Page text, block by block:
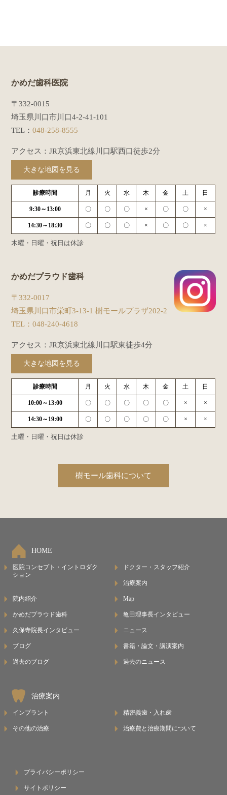
かめだ歯科医院
〒332-0015
埼玉県川口市川口4-2-41-101
TEL：048-258-8555
アクセス：JR京浜東北線川口駅西口徒歩2分
大きな地図を見る
診療時間 月 火 水 木 金 土 日
9:30～13:00 〇 〇 〇 × 〇 〇 ×
14:30～18:30 〇 〇 〇 × 〇 〇 ×
木曜・日曜・祝日は休診
かめだプラウド歯科
〒332-0017
埼玉県川口市栄町3-13-1 樹モールプラザ202-2
TEL：048-240-4618
アクセス：JR京浜東北線川口駅東徒歩4分
大きな地図を見る
診療時間 月 火 水 木 金 土 日
10:00～13:00 〇 〇 〇 〇 〇 × ×
14:30～19:00 〇 〇 〇 〇 〇 × ×
土曜・日曜・祝日は休診
樹モール歯科について
HOME
医院コンセプト・イントロダク
ション
ドクター・スタッフ紹介
治療案内
院内紹介 Map
かめだプラウド歯科 亀田理事長インタビュー
久保寺院長インタビュー ニュース
ブログ 書籍・論文・講演案内
過去のブログ 過去のニュース
治療案内
インプラント 精密義歯・入れ歯
その他の治療 治療費と治療期間について
プライバシーポリシー
サイトポリシー